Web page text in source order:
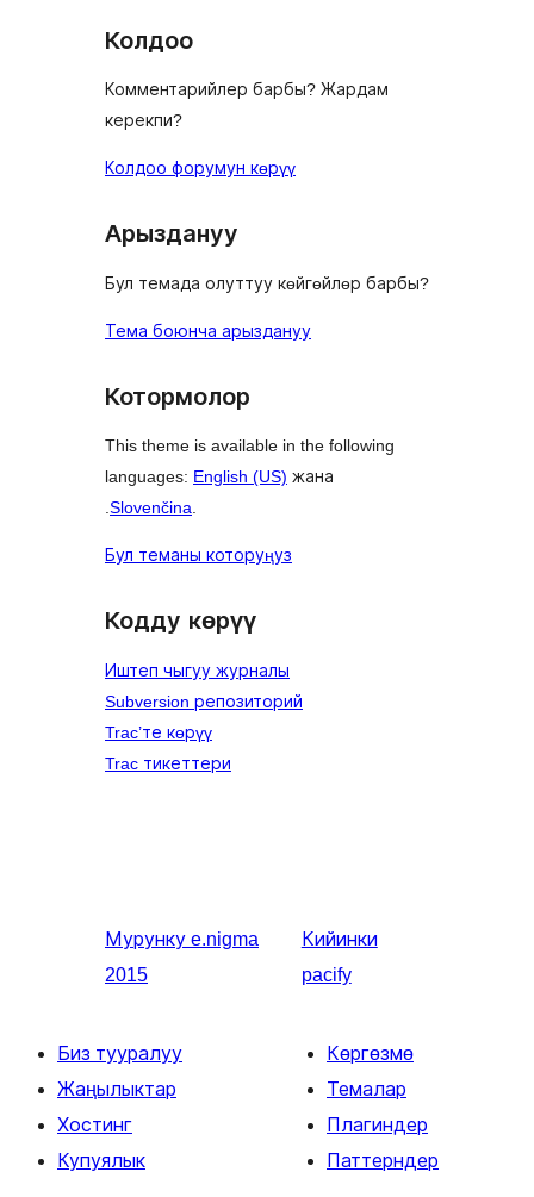
Колдоо
Комментарийлер барбы? Жардам
керекпи?
Колдоо форумун көрүү
Арыздануу
Бул темада олуттуу көйгөйлөр барбы?
Тема боюнча арыздануу
Котормолор
This theme is available in the following
languages: English (US) жана
.Slovenčina.
Бул теманы которуңуз
Кодду көрүү
Иштеп чыгуу журналы
Subversion репозиторий
Trac’те көрүү
Trac тикеттери
Мурунку e.nigma
2015
Кийинки
pacify
Биз тууралуу
Жаңылыктар
Хостинг
Купуялык
Көргөзмө
Темалар
Плагиндер
Паттерндер